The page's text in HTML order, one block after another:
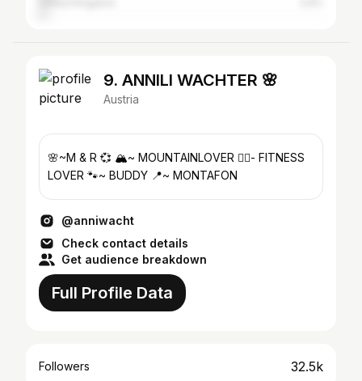
9. ANNILI WACHTER 🌸
Austria
🌸~M & R 💞 🏔~ MOUNTAINLOVER 🏋️‍♀️- FITNESS
LOVER 🐾~ BUDDY 📍~ MONTAFON
@anniwacht
Check contact details
Get audience breakdown
Full Profile Data
Followers 32.5k